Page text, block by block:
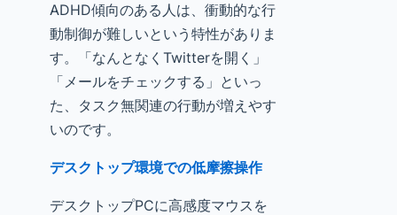
ADHD傾向のある人は、衝動的な行
動制御が難しいという特性がありま
す。「なんとなくTwitterを開く」
「メールをチェックする」といっ
た、タスク無関連の行動が増えやす
いのです。
デスクトップ環境での低摩擦操作
デスクトップPCに高感度マウスを